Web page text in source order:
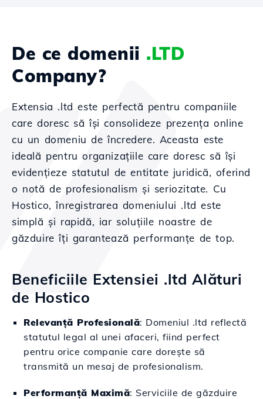
De ce domenii .LTD
Company?
Extensia .ltd este perfectă pentru companiile
care doresc să își consolideze prezența online
cu un domeniu de încredere. Aceasta este
ideală pentru organizațiile care doresc să își
evidențieze statutul de entitate juridică, oferind
o notă de profesionalism și seriozitate. Cu
Hostico, înregistrarea domeniului .ltd este
simplă și rapidă, iar soluțiile noastre de
găzduire îți garantează performanțe de top.
Beneficiile Extensiei .ltd Alături
de Hostico
Relevanță Profesională: Domeniul .ltd reflectă
statutul legal al unei afaceri, fiind perfect
pentru orice companie care dorește să
transmită un mesaj de profesionalism.
Performanță Maximă: Serviciile de găzduire